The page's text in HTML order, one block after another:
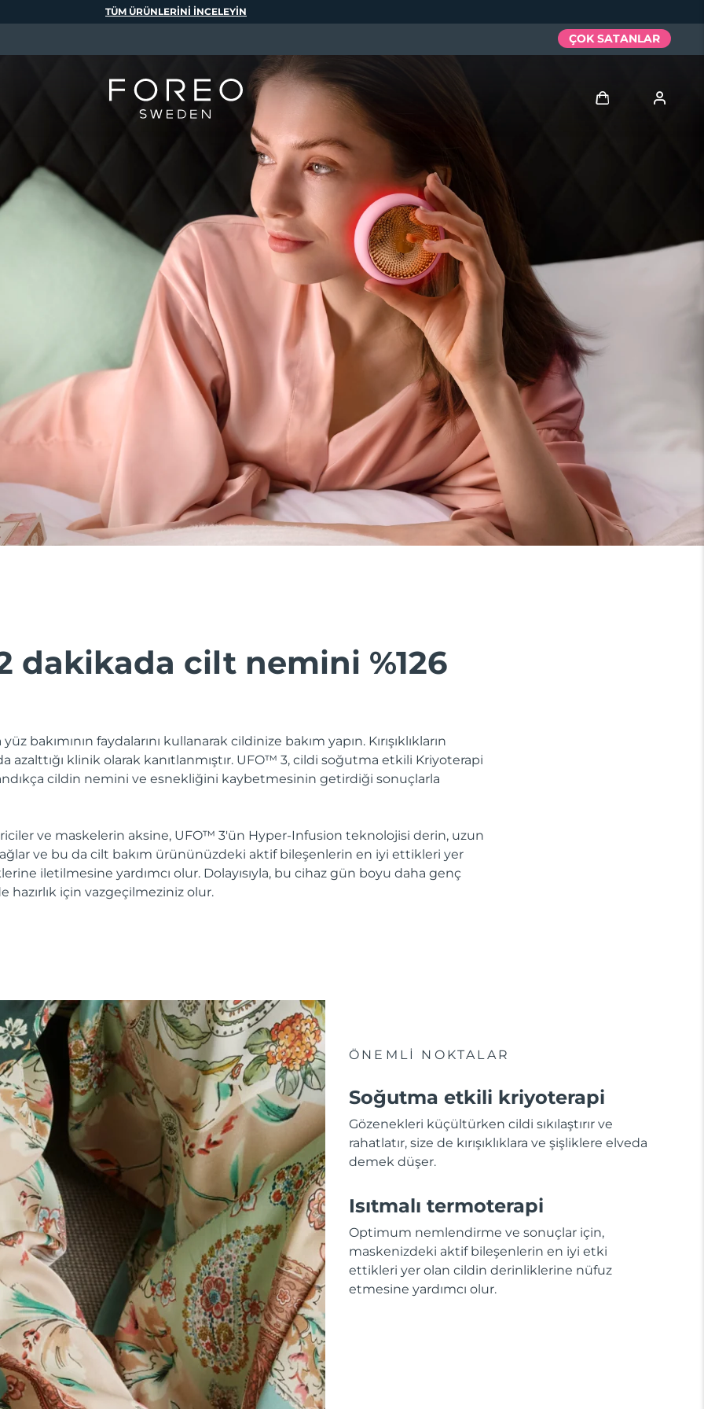
dakikada cilt nemini %126
bakımının faydalarını kullanarak cildinize bakım yapın. Kırışıklıkların
azalttığı klinik olarak kanıtlanmıştır. UFO™ 3, cildi soğutma etkili Kriyoterapi
cildin nemini ve esnekliğini kaybetmesinin getirdiği sonuçlarla
ve maskelerin aksine, UFO™ 3'ün Hyper-Infusion teknolojisi derin, uzun
ve bu da cilt bakım ürününüzdeki aktif bileşenlerin en iyi ettikleri yer
iletilmesine yardımcı olur. Dolayısıyla, bu cihaz gün boyu daha genç
hazırlık için vazgeçilmeziniz olur.
ÖNEMLİ NOKTALAR
Soğutma etkili kriyoterapi
Gözenekleri küçültürken cildi sıkılaştırır ve
rahatlatır, size de kırışıklıklara ve şişliklere elveda
demek düşer.
Isıtmalı termoterapi
Optimum nemlendirme ve sonuçlar için,
maskenizdeki aktif bileşenlerin en iyi etki
ettikleri yer olan cildin derinliklerine nüfuz
etmesine yardımcı olur.
TÜM ÜRÜNLERINI INCELEYIN
ÇOK SATANLAR
Siparişlerim
Aboneliklerim